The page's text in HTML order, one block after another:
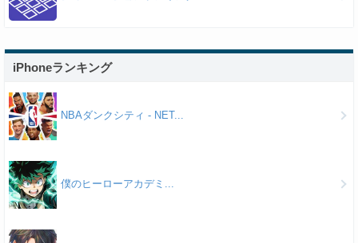
iPhoneランキング
NBAダンクシティ - NET...
僕のヒーローアカデミ...